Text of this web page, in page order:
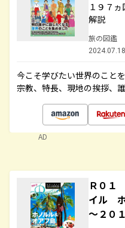
１９７
解説
旅の図鑑
今こそ学びたい世界のこと
宗教、特長、現地の挨拶、
AD
Ｒ０１
イル
～２０